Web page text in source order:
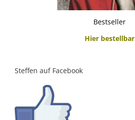
Bestseller
Hier bestellbar
Steffen auf Facebook